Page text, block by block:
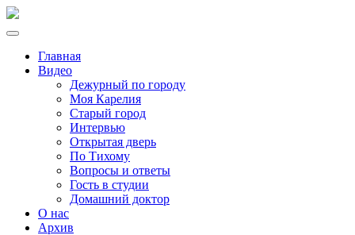
Главная
Видео
Дежурный по городу
Моя Карелия
Старый город
Интервью
Открытая дверь
По Тихому
Вопросы и ответы
Гость в студии
Домашний доктор
О нас
Архив